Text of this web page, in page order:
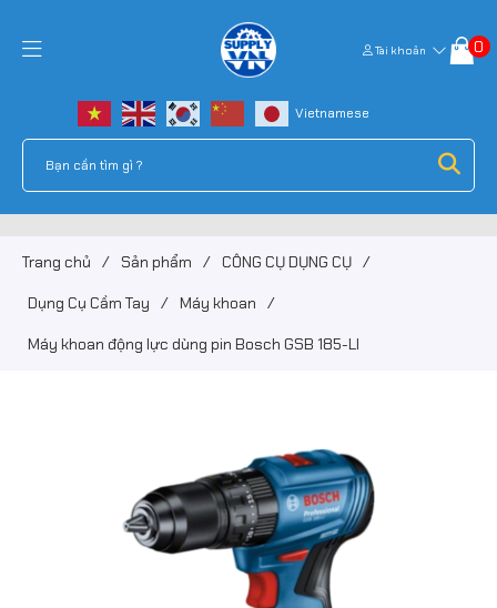
Tài khoản 0
Trang chủ / Sản phẩm / CÔNG CỤ DỤNG CỤ /
Dụng Cụ Cầm Tay / Máy khoan /
Máy khoan động lực dùng pin Bosch GSB 185-LI